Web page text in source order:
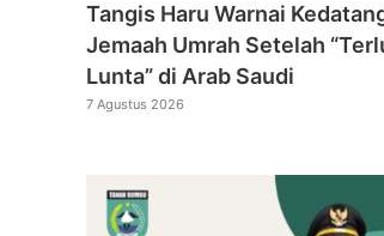
Tangis Haru Warnai
Jemaah Umrah Setelah
Lunta” di Arab Saudi
7 Agustus 2026